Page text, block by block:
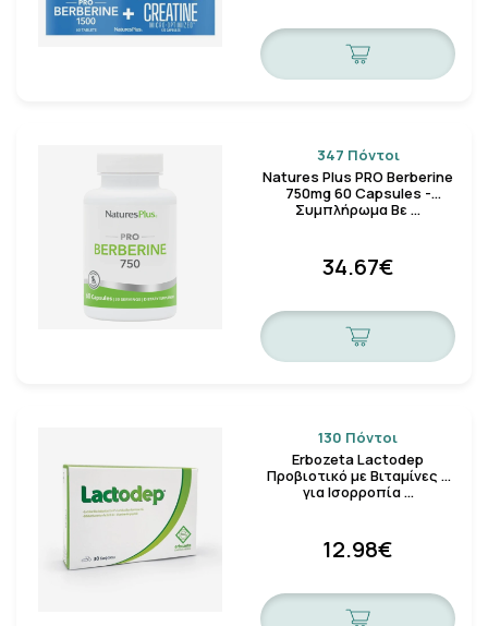
347 Πόντοι
Natures Plus PRO Berberine
750mg 60 Capsules -
Συμπλήρωμα Βε …
34.67€
130 Πόντοι
Erbozeta Lactodep
Προβιοτικό με Βιταμίνες Β
για Ισορροπία …
12.98€